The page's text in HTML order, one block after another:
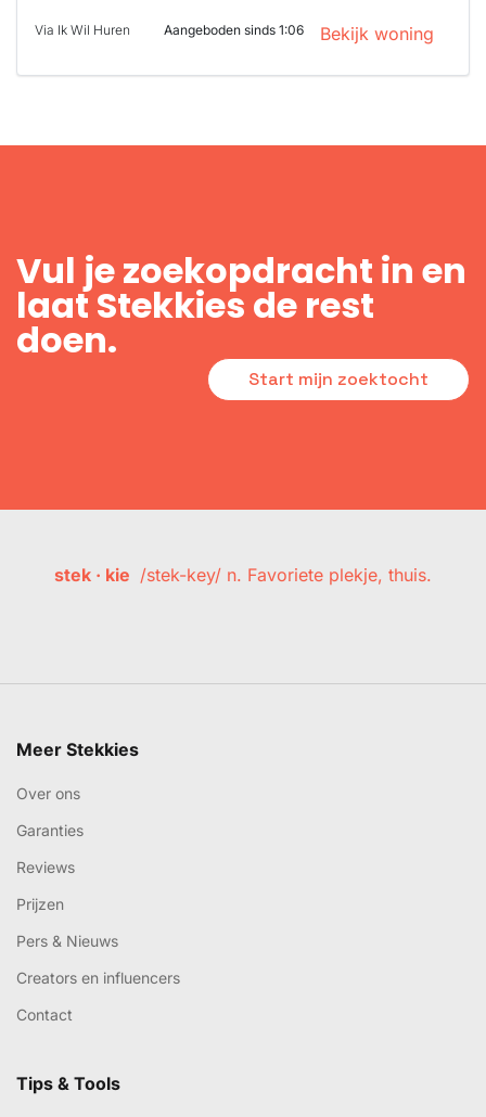
Via Ik Wil Huren Aangeboden sinds 1:06 Bekijk woning
Vul je zoekopdracht in en
laat Stekkies de rest
doen.
Start mijn zoektocht
stek · kie /stek-key/ n. Favoriete plekje, thuis.
Meer Stekkies
Over ons
Garanties
Reviews
Prijzen
Pers & Nieuws
Creators en influencers
Contact
Tips & Tools